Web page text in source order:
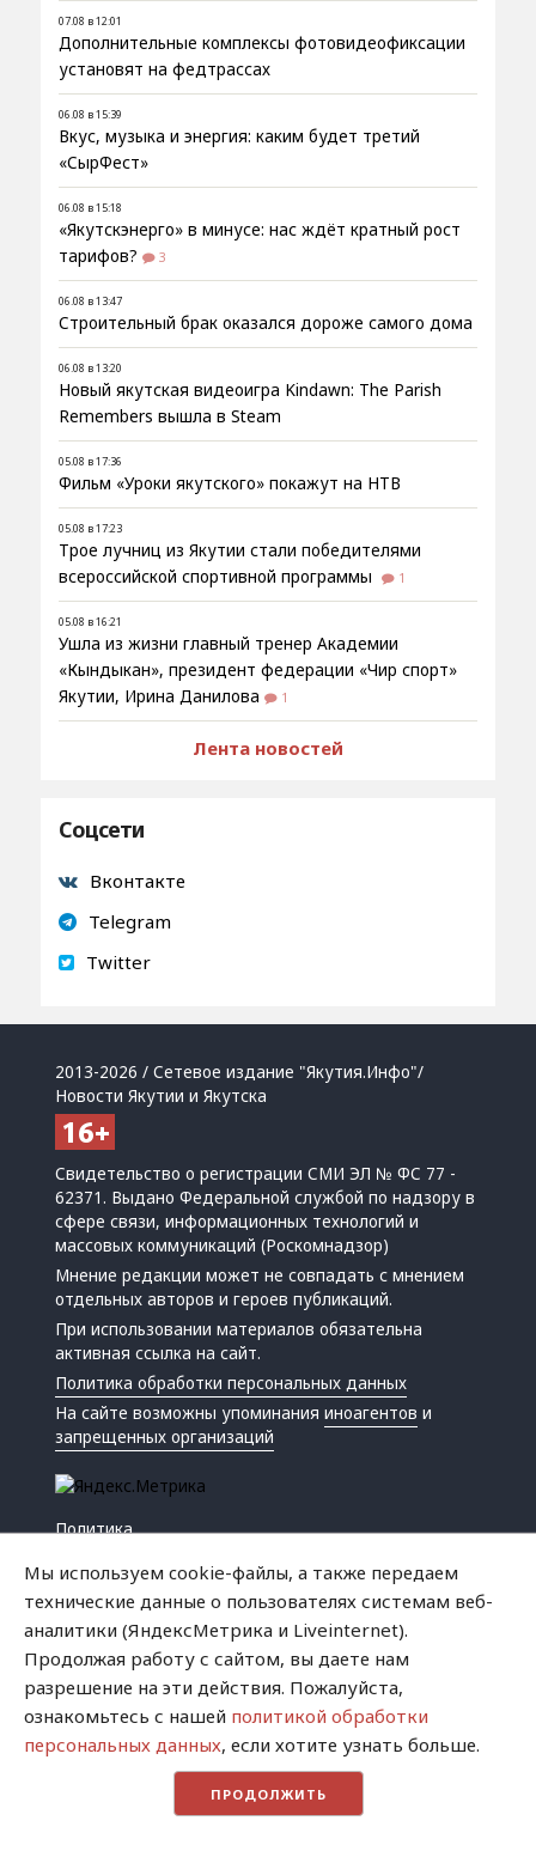
07.08 в 12:01
Дополнительные комплексы фотовидеофиксации
установят на федтрассах
06.08 в 15:39
Вкус, музыка и энергия: каким будет третий
«СырФест»
06.08 в 15:18
«Якутскэнерго» в минусе: нас ждёт кратный рост
тарифов?
3
06.08 в 13:47
Строительный брак оказался дороже самого дома
06.08 в 13:20
Новый якутская видеоигра Kindawn: The Parish
Remembers вышла в Steam
05.08 в 17:36
Фильм «Уроки якутского» покажут на НТВ
05.08 в 17:23
Трое лучниц из Якутии стали победителями
всероссийской спортивной программы
1
05.08 в 16:21
Ушла из жизни главный тренер Академии
«Кындыкан», президент федерации «Чир спорт»
Якутии, Ирина Данилова
1
Лента новостей
Соцсети
Вконтакте
Telegram
Twitter
2013-2026 / Сетевое издание "Якутия.Инфо"/
Новости Якутии и Якутска
Свидетельство о регистрации СМИ ЭЛ № ФС 77 -
62371. Выдано Федеральной службой по надзору в
сфере связи, информационных технологий и
массовых коммуникаций (Роскомнадзор)
Мнение редакции может не совпадать с мнением
отдельных авторов и героев публикаций.
При использовании материалов обязательна
активная ссылка на сайт.
Политика обработки персональных данных
На сайте возможны упоминанияиноагентов и
запрещенных организаций
Политика
Успех
Хватит это терпеть
Мы используем cookie-файлы, а также передаем
технические данные о пользователях системам веб-
аналитики (ЯндексМетрика и Liveinternet).
Продолжая работу с сайтом, вы даете нам
разрешение на эти действия. Пожалуйста,
ознакомьтесь с нашей политикой обработки
персональных данных, если хотите узнать больше.
ПРОДОЛЖИТЬ